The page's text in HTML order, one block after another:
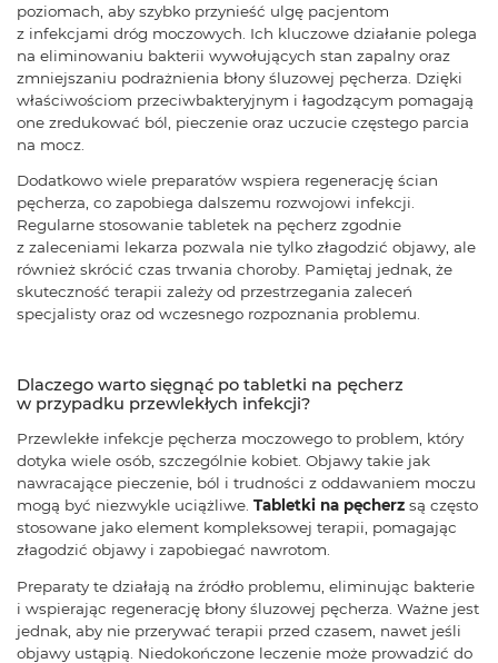
poziomach, aby szybko przynieść ulgę pacjentom
z infekcjami dróg moczowych. Ich kluczowe działanie polega
na eliminowaniu bakterii wywołujących stan zapalny oraz
zmniejszaniu podrażnienia błony śluzowej pęcherza. Dzięki
właściwościom przeciwbakteryjnym i łagodzącym pomagają
one zredukować ból, pieczenie oraz uczucie częstego parcia
na mocz.
Dodatkowo wiele preparatów wspiera regenerację ścian
pęcherza, co zapobiega dalszemu rozwojowi infekcji.
Regularne stosowanie tabletek na pęcherz zgodnie
z zaleceniami lekarza pozwala nie tylko złagodzić objawy, ale
również skrócić czas trwania choroby. Pamiętaj jednak, że
skuteczność terapii zależy od przestrzegania zaleceń
specjalisty oraz od wczesnego rozpoznania problemu.
Dlaczego warto sięgnąć po tabletki na pęcherz
w przypadku przewlekłych infekcji?
Przewlekłe infekcje pęcherza moczowego to problem, który
dotyka wiele osób, szczególnie kobiet. Objawy takie jak
nawracające pieczenie, ból i trudności z oddawaniem moczu
mogą być niezwykle uciążliwe. Tabletki na pęcherz są często
stosowane jako element kompleksowej terapii, pomagając
złagodzić objawy i zapobiegać nawrotom.
Preparaty te działają na źródło problemu, eliminując bakterie
i wspierając regenerację błony śluzowej pęcherza. Ważne jest
jednak, aby nie przerywać terapii przed czasem, nawet jeśli
objawy ustąpią. Niedokończone leczenie może prowadzić do